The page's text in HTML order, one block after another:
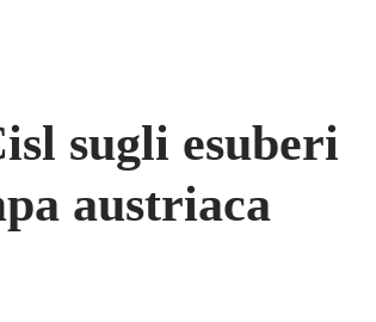
sugli esuberi
austriaca